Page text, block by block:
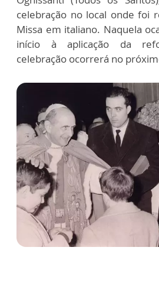
celebração no local onde foi
Missa em italiano. Naquela
início à aplicação da
celebração ocorrerá no